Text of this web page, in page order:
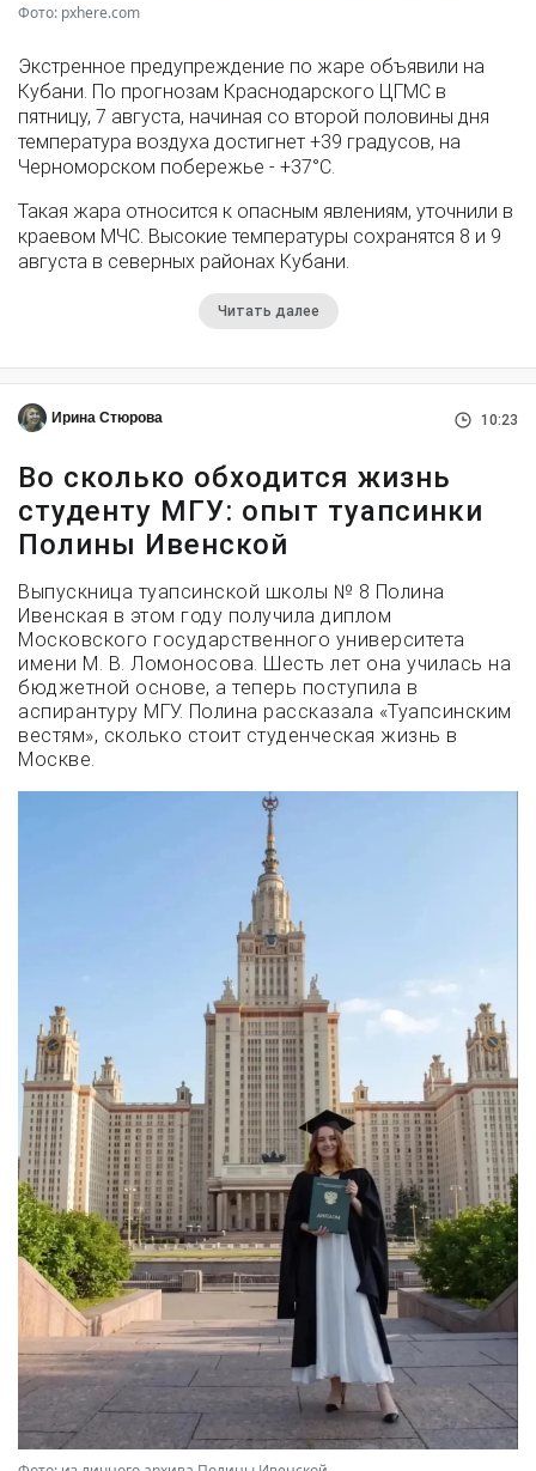
Фото: pxhere.com
Экстренное предупреждение по жаре объявили на
Кубани. По прогнозам Краснодарского ЦГМС в
пятницу, 7 августа, начиная со второй половины дня
температура воздуха достигнет +39 градусов, на
Черноморском побережье - +37°­С.
Такая жара относится к опасным явлениям, уточнили в
краевом МЧС. Высокие температуры сохранятся 8 и 9
августа в северных районах Кубани.
Читать далее
Ирина Стюрова 10:23
Во сколько обходится жизнь
студенту МГУ: опыт туапсинки
Полины Ивенской
Выпускница туапсинской школы № 8 Полина
Ивенская в этом году получила диплом
Московского государственного университета
имени М. В. Ломоносова. Шесть лет она училась на
бюджетной основе, а теперь поступила в
аспирантуру МГУ. Полина рассказала «Туапсинским
вестям», сколько стоит студенческая жизнь в
Москве.